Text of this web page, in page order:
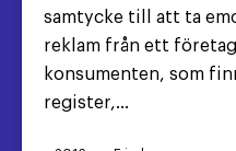
samtycke till att ta
reklam från ett
konsumenten, som
register,...